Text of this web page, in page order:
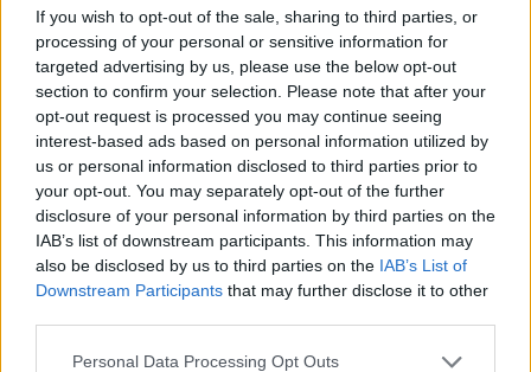
If you wish to opt-out of the sale, sharing to third parties, or
processing of your personal or sensitive information for
targeted advertising by us, please use the below opt-out
section to confirm your selection. Please note that after your
opt-out request is processed you may continue seeing
interest-based ads based on personal information utilized by
us or personal information disclosed to third parties prior to
your opt-out. You may separately opt-out of the further
disclosure of your personal information by third parties on the
IAB’s list of downstream participants. This information may
also be disclosed by us to third parties on the IAB’s List of
Downstream Participants that may further disclose it to other
Please note that this website/app uses one or more Google
Personal Data Processing Opt Outs